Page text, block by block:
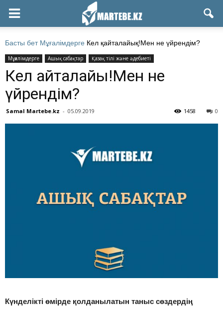
Басты бет Мұғалімдерге Кел қайталайық!Мен не үйрендім?
Мұғалімдерге Ашық сабақтар Қазақ тілі және әдебиеті
Кел қайталайық!Мен не
үйрендім?
Samal Martebe.kz - 05.09.2019 0
1458
Күнделікті өмірде қолданылатын таныс сөздердің